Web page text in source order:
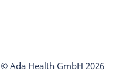
© Ada Health GmbH 2026